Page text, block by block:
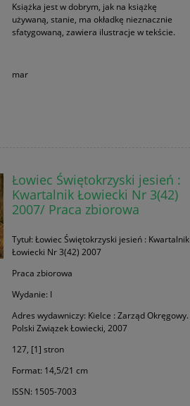
Książka jest w dobrym, jak na książkę
używaną, stanie, ma okładkę nieznacznie
sfatygowaną, zawiera ilustracje w tekście.
mar
Łowiec Świętokrzyski jesień :
Kwartalnik Łowiecki Nr 3(42)
2007/ Praca zbiorowa
Tytuł: Łowiec Świętokrzyski jesień : Kwartalnik
Łowiecki Nr 3(42) 2007
Praca zbiorowa
Wydanie: I
Adres wydawniczy: Kielce : Zarząd Okręgowy.
Polski Związek Łowiecki, 2007
127, [1] stron
Format: 14,5/21 cm
ISSN: 1505-7003